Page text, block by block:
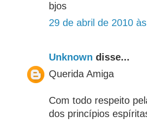
bjos
29 de abril de 2010
Unknown disse...
Querida Amiga
Com todo respeito
dos princípios